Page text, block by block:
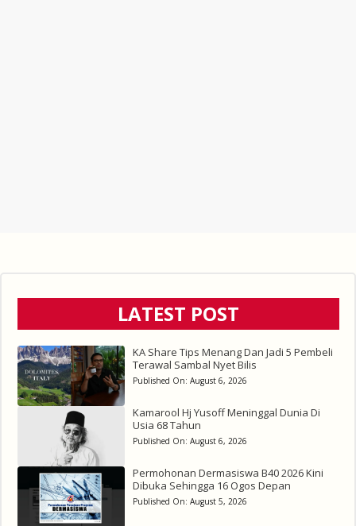
LATEST POST
KA Share Tips Menang Dan Jadi 5 Pembeli
Terawal Sambal Nyet Bilis
Published On: August 6, 2026
Kamarool Hj Yusoff Meninggal Dunia Di
Usia 68 Tahun
Published On: August 6, 2026
Permohonan Dermasiswa B40 2026 Kini
Dibuka Sehingga 16 Ogos Depan
Published On: August 5, 2026